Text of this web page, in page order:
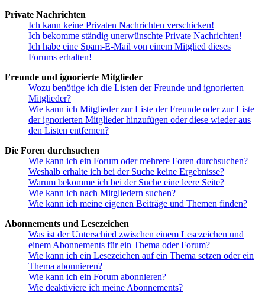
Private Nachrichten
Ich kann keine Privaten Nachrichten verschicken!
Ich bekomme ständig unerwünschte Private Nachrichten!
Ich habe eine Spam-E-Mail von einem Mitglied dieses
Forums erhalten!
Freunde und ignorierte Mitglieder
Wozu benötige ich die Listen der Freunde und ignorierten
Mitglieder?
Wie kann ich Mitglieder zur Liste der Freunde oder zur Liste
der ignorierten Mitglieder hinzufügen oder diese wieder aus
den Listen entfernen?
Die Foren durchsuchen
Wie kann ich ein Forum oder mehrere Foren durchsuchen?
Weshalb erhalte ich bei der Suche keine Ergebnisse?
Warum bekomme ich bei der Suche eine leere Seite?
Wie kann ich nach Mitgliedern suchen?
Wie kann ich meine eigenen Beiträge und Themen finden?
Abonnements und Lesezeichen
Was ist der Unterschied zwischen einem Lesezeichen und
einem Abonnements für ein Thema oder Forum?
Wie kann ich ein Lesezeichen auf ein Thema setzen oder ein
Thema abonnieren?
Wie kann ich ein Forum abonnieren?
Wie deaktiviere ich meine Abonnements?